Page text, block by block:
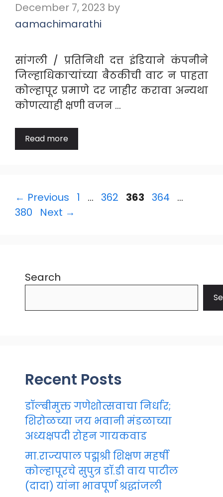
December 7, 2023 by
aamachimarathi
सांगली / प्रतिनिधी दत्त इंडियाने कंपनीने
जिल्हाधिकाऱ्यांच्या बैठकीची वाट न पाहता
कोल्हापूर प्रमाणे दर जाहीर करावा अन्यथा
कोणत्याही क्षणी वजन …
Read more
← Previous Page
1 … Page
362 Page
363 Page
364 …
380
Next →
Search
Recent Posts
डॉल्बीमुक्त गणेशोत्सवाचा निर्धार;
शिरोळच्या जय भवानी मंडळाच्या
अध्यक्षपदी रोहन गायकवाड
मा.राज्यपाल पद्मश्री शिक्षण महर्षी
कोल्हापूरचे सुपुत्र डॉ.डी वाय पाटील
(दादा) यांना भावपूर्ण श्रद्धांजली